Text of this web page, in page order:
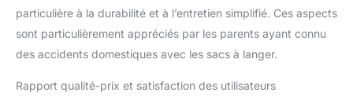
particulière à la durabilité et à l’entretien simplifié. Ces aspects
sont particulièrement appréciés par les parents ayant connu
des accidents domestiques avec les sacs à langer.
Rapport qualité-prix et satisfaction des utilisateurs